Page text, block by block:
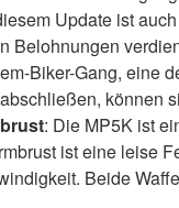
Update ist
Belohnungen
Biker-Gang, eine
können
: Die MP5K ist
ist eine leise
Beide